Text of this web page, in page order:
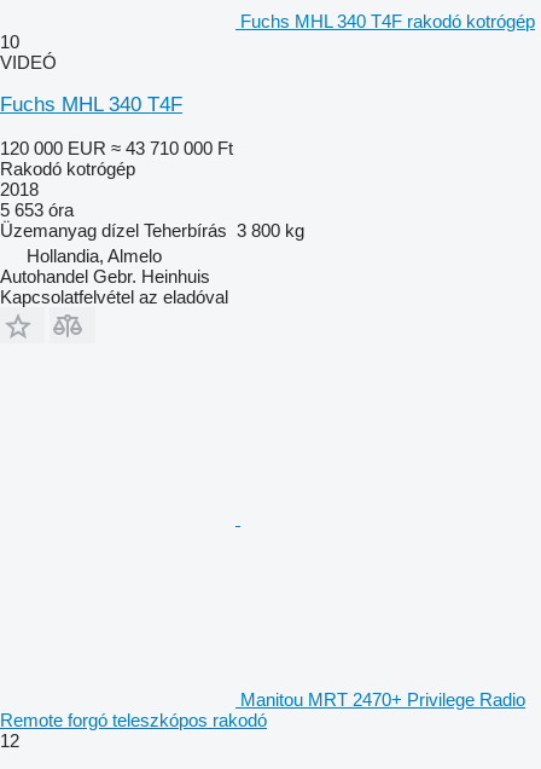
Fuchs MHL 340 T4F rakodó kotrógép
10
VIDEÓ
Fuchs MHL 340 T4F
120 000 EUR ≈ 43 710 000 Ft
Rakodó kotrógép
2018
5 653 óra
Üzemanyag dízel Teherbírás 3 800 kg
Hollandia, Almelo
Autohandel Gebr. Heinhuis
Kapcsolatfelvétel az eladóval
Manitou MRT 2470+ Privilege Radio
Remote forgó teleszkópos rakodó
12